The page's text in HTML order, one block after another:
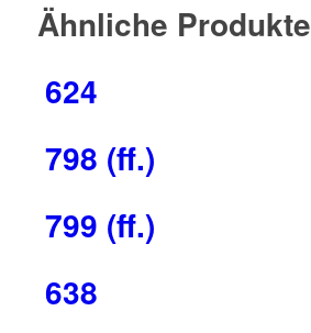
Ähnliche Produkte
624
798 (ff.)
799 (ff.)
638